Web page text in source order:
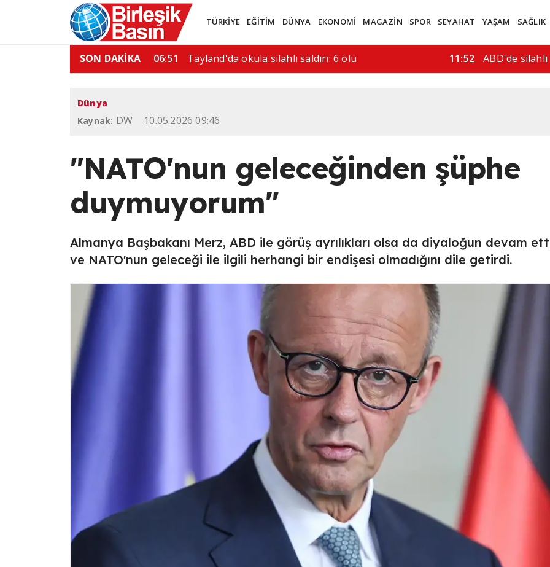
TÜRKİYE EĞİTİM DÜNYA EKONOMİ MAGAZİN SPOR SEYAHAT YAŞAM SAĞLIK
SON DAKİKA 08:52 "İran'a askeri saldırı hala bir… 08:41 İran ile
Dünya
Kaynak: DW 10.05.2026 09:46
"NATO'nun geleceğinden şüphe
duymuyorum"
Almanya Başbakanı Merz, ABD ile görüş ayrılıkları olsa da diyaloğun devam
ve NATO'nun geleceği ile ilgili herhangi bir endişesi olmadığını dile getirdi.